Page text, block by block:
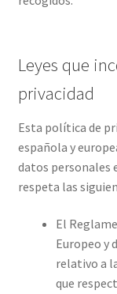
Leyes que
privacidad
Esta política de
española y
datos personales
respeta las
El
Europeo y
relativo a
que